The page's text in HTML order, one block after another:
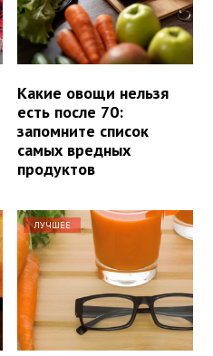
Какие овощи нельзя
есть после 70:
запомните список
самых вредных
продуктов
ЛУЧШЕЕ